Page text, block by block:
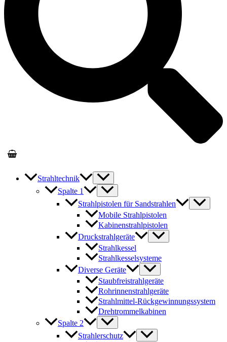
Strahltechnik
Spalte 1
Strahlpistolen für Sandstrahlen
Mobile Strahlpistolen
Kabinenstrahlpistolen
Druckstrahlgeräte
Strahlkessel
Strahlkesselsysteme
Diverse Geräte
Staubfreistrahlgeräte
Rohrinnenstrahlgeräte
Strahlmittel-Rückgewinnungssystem
Drehtrommelkabinen
Spalte 2
Strahlerschutz